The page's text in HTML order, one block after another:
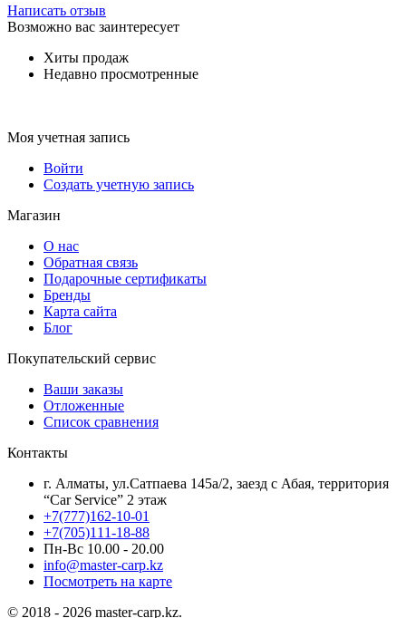
Написать отзыв
Возможно вас заинтересует
Хиты продаж
Недавно просмотренные
Моя учетная запись
Войти
Создать учетную запись
Магазин
О нас
Обратная связь
Подарочные сертификаты
Бренды
Карта сайта
Блог
Покупательский сервис
Ваши заказы
Отложенные
Список сравнения
Контакты
г. Алматы, ул.Сатпаева 145а/2, заезд с Абая, территория
“Car Service” 2 этаж
+7(777)162-10-01
+7(705)111-18-88
Пн-Вс 10.00 - 20.00
info@master-carp.kz
Посмотреть на карте
© 2018 - 2026 master-carp.kz.